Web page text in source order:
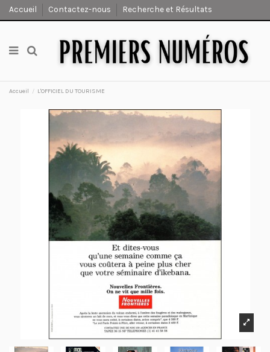
Accueil Contactez-nous Recherche et Résultats
Accueil L'OFFICIEL DU TOURISME